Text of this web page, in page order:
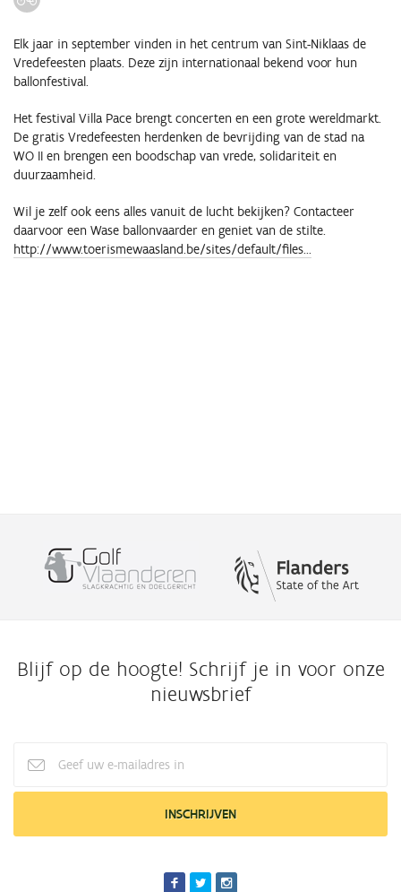
Elk jaar in september vinden in het centrum van Sint-Niklaas de
Vredefeesten plaats. Deze zijn internationaal bekend voor hun
ballonfestival.
Het festival Villa Pace brengt concerten en een grote wereldmarkt.
De gratis Vredefeesten herdenken de bevrijding van de stad na
WO II en brengen een boodschap van vrede, solidariteit en
duurzaamheid.
Wil je zelf ook eens alles vanuit de lucht bekijken? Contacteer
daarvoor een Wase ballonvaarder en geniet van de stilte.
http://www.toerismewaasland.be/sites/default/files...
Blijf op de hoogte! Schrijf je in voor onze
nieuwsbrief
uw
mailadres